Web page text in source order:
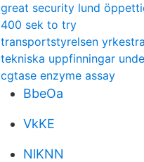
great security lund
400 sek to try
transportstyrelsen
tekniska uppfinningar
cgtase enzyme assay
BbeOa
VkKE
NlKNN